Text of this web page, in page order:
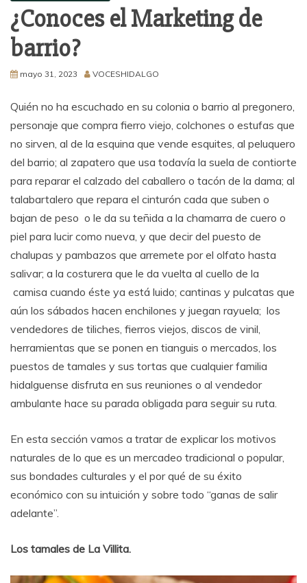
¿Conoces el Marketing de
barrio?
mayo 31, 2023 VOCESHIDALGO
Quién no ha escuchado en su colonia o barrio al pregonero,
personaje que compra fierro viejo, colchones o estufas que
no sirven, al de la esquina que vende esquites, al peluquero
del barrio; al zapatero que usa todavía la suela de contiorte
para reparar el calzado del caballero o tacón de la dama; al
talabartalero que repara el cinturón cada que suben o
bajan de peso o le da su teñida a la chamarra de cuero o
piel para lucir como nueva, y que decir del puesto de
chalupas y pambazos que arremete por el olfato hasta
salivar; a la costurera que le da vuelta al cuello de la
camisa cuando éste ya está luido; cantinas y pulcatas que
aún los sábados hacen enchilones y juegan rayuela; los
vendedores de tiliches, fierros viejos, discos de vinil,
herramientas que se ponen en tianguis o mercados, los
puestos de tamales y sus tortas que cualquier familia
hidalguense disfruta en sus reuniones o al vendedor
ambulante hace su parada obligada para seguir su ruta.
En esta sección vamos a tratar de explicar los motivos
naturales de lo que es un mercadeo tradicional o popular,
sus bondades culturales y el por qué de su éxito
económico con su intuición y sobre todo “ganas de salir
adelante”.
Los tamales de La Villita.